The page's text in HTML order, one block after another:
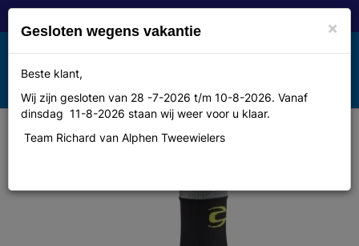
Toggle
navigation
MENU
Cannondale Cfr socks blk m
×
Gesloten wegens vakantie
Beste klant,
Wij zijn gesloten van 28 -7-2026 t/m 10-8-2026. Vanaf
dinsdag 11-8-2026 staan wij weer voor u klaar.
Team Richard van Alphen Tweewielers